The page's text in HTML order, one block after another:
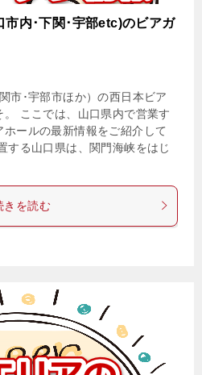
市内･下関･宇部etc)のビアガ
市･宇部市ほか）の西日本ビア
ここでは、山口県内で営業す
ールの最新情報をご紹介して
する山口県は、関門海峡をはじ
きを読む